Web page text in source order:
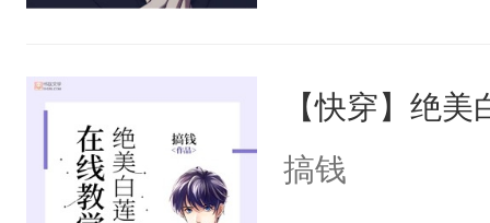
来，给老公
用力——为你
【快穿】绝
搞钱